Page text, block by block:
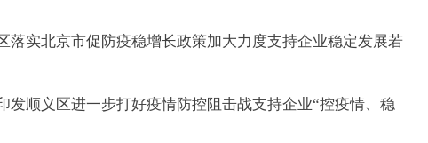
落实北京市促防疫稳增长政策加大力度支持企业稳定发展若
发顺义区进一步打好疫情防控阻击战支持企业“控疫情、稳